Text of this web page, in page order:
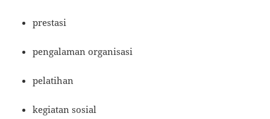
prestasi
pengalaman organisasi
pelatihan
kegiatan sosial